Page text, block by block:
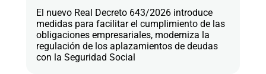
El nuevo Real Decreto 643/2026 introduce
medidas para facilitar el cumplimiento de las
obligaciones empresariales, moderniza la
regulación de los aplazamientos de deudas
con la Seguridad Social